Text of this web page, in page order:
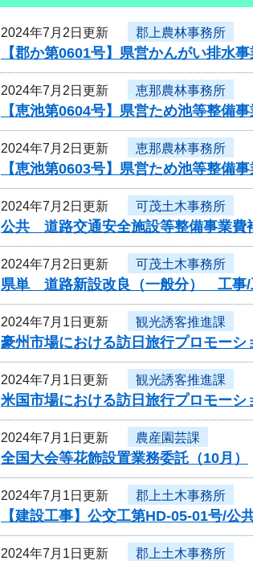
2024年7月2日更新 郡上農林事務所
【郡か第0601号】県営かんがい排
2024年7月2日更新 恵那農林事務所
【恵池第0604号】県営ため池等整
2024年7月2日更新 恵那農林事務所
【恵池第0603号】県営ため池等整
2024年7月2日更新 可茂土木事務所
公共 道路交通安全施設等整備事業費
2024年7月2日更新 可茂土木事務所
県単 道路新設改良（一般分） 工事/
2024年7月1日更新 観光誘客推進課
豪州市場における訪日旅行プロモーシ
2024年7月1日更新 観光誘客推進課
米国市場における訪日旅行プロモーシ
2024年7月1日更新 農産園芸課
全国大会等花飾設置業務委託（10月）
2024年7月1日更新 郡上土木事務所
【建設工事】公交工第HD-05-01号/
2024年7月1日更新 郡上土木事務所